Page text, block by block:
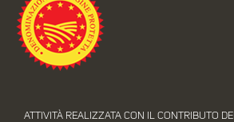
ATTIVITÀ REALIZZATA CON IL CONTRIBUTO